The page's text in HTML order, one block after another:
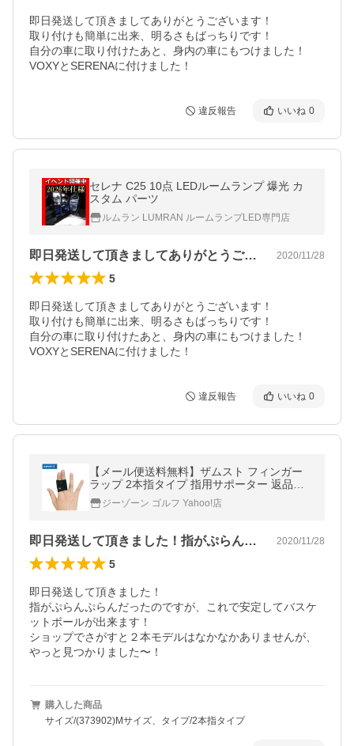
即日発送して頂きましてありがとうございます！
取り付けも簡単に出来、明るさもばっちりです！
自分の車に取り付けたあと、身内の車にもつけました！
VOXYとSERENAに付けました！
違反報告 いいね 0
セレナ C25 10点 LEDルームランプ 爆光 カ
スタム パーツ
ルムラン LUMRAN ルームランプLED専門店
即日発送して頂きましてありがとうござい… 2020/11/28
5
即日発送して頂きましてありがとうございます！
取り付けも簡単に出来、明るさもばっちりです！
自分の車に取り付けたあと、身内の車にもつけました！
VOXYとSERENAに付けました！
違反報告 いいね 0
【メール便送料無料】ザムスト フィンガー
ラップ 2本指タイプ 指用サポーター 返品不
可 ジーゾーン ゴルフ Yahoo!店
即日発送して頂きました！指がぷらんぷら… 2020/11/28
5
即日発送して頂きました！
指がぷらんぷらんだったのですが、これで安定してバスケ
ットボールが出来ます！
ショップでさがすと２本モデルはなかなかありませんが、
やっと見つかりました〜！
購入した商品
サイズ/(373902)Mサイズ、タイプ/2本指タイプ